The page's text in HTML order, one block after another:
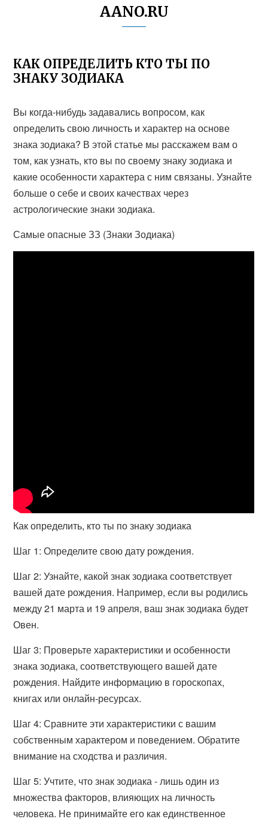
AANO.RU
КАК ОПРЕДЕЛИТЬ КТО ТЫ ПО
ЗНАКУ ЗОДИАКА
Вы когда-нибудь задавались вопросом, как
определить свою личность и характер на основе
знака зодиака? В этой статье мы расскажем вам о
том, как узнать, кто вы по своему знаку зодиака и
какие особенности характера с ним связаны. Узнайте
больше о себе и своих качествах через
астрологические знаки зодиака.
Самые опасные ЗЗ (Знаки Зодиака)
Как определить, кто ты по знаку зодиака
Шаг 1: Определите свою дату рождения.
Шаг 2: Узнайте, какой знак зодиака соответствует
вашей дате рождения. Например, если вы родились
между 21 марта и 19 апреля, ваш знак зодиака будет
Овен.
Шаг 3: Проверьте характеристики и особенности
знака зодиака, соответствующего вашей дате
рождения. Найдите информацию в гороскопах,
книгах или онлайн-ресурсах.
Шаг 4: Сравните эти характеристики с вашим
собственным характером и поведением. Обратите
внимание на сходства и различия.
Шаг 5: Учтите, что знак зодиака - лишь один из
множества факторов, влияющих на личность
человека. Не принимайте его как единственное